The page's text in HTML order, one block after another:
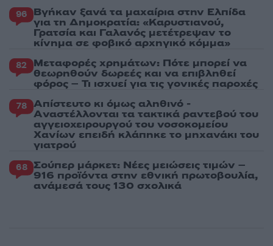
96 Βγήκαν ξανά τα μαχαίρια στην Ελπίδα
για τη Δημοκρατία: «Καρυστιανού,
Γρατσία και Γαλανός μετέτρεψαν το
κίνημα σε φοβικό αρχηγικό κόμμα»
82 Μεταφορές χρημάτων: Πότε μπορεί να
θεωρηθούν δωρεές και να επιβληθεί
φόρος – Τι ισχυεί για τις γονικές παροχές
78 Απίστευτο κι όμως αληθινό -
Aναστέλλονται τα τακτικά ραντεβού του
αγγειοχειρουργού του νοσοκομείου
Χανίων επειδή κλάπηκε το μηχανάκι του
γιατρού
68 Σούπερ μάρκετ: Νέες μειώσεις τιμών –
916 προϊόντα στην εθνική πρωτοβουλία,
ανάμεσά τους 130 σχολικά